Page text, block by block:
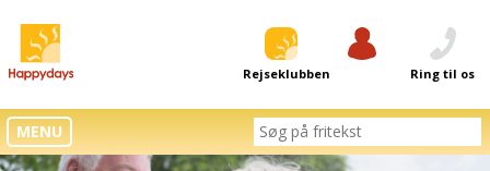
Rejseklubben Ring til os
MENU